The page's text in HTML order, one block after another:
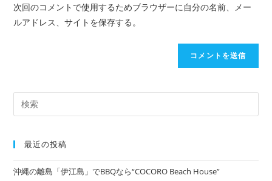
次回のコメントで使用するためブラウザーに自分の名前、メー
ルアドレス、サイトを保存する。
最近の投稿
沖縄の離島「伊江島」でBBQなら“COCORO Beach House”